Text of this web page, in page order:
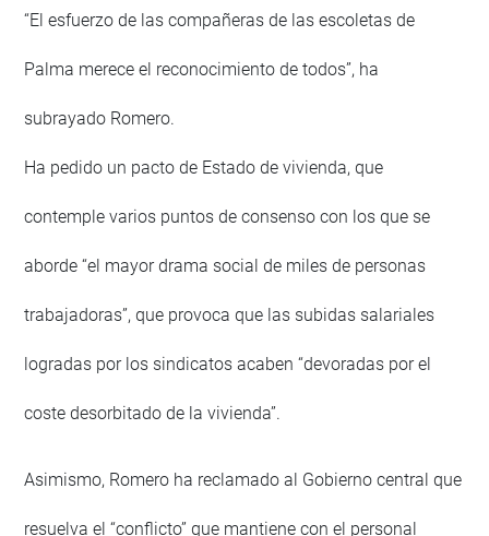
“El esfuerzo de las compañeras de las escoletas de
Palma merece el reconocimiento de todos”, ha
subrayado Romero.
Ha pedido un pacto de Estado de vivienda, que
contemple varios puntos de consenso con los que se
aborde “el mayor drama social de miles de personas
trabajadoras”, que provoca que las subidas salariales
logradas por los sindicatos acaben “devoradas por el
coste desorbitado de la vivienda”.
Asimismo, Romero ha reclamado al Gobierno central que
resuelva el “conflicto” que mantiene con el personal